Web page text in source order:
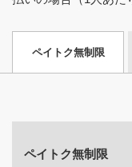
ペイトク無制限
ペイトク無制限